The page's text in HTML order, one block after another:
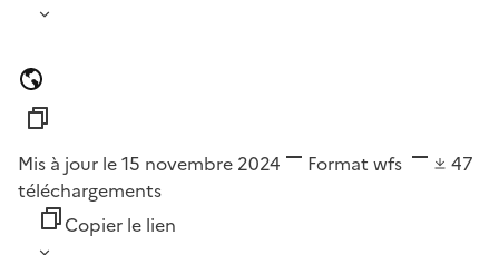
Mis à jour le 15 novembre 2024 Format wfs
47
téléchargements
Copier le lien